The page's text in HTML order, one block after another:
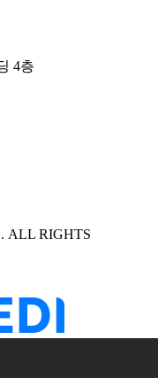
4층
. ALL RIGHTS